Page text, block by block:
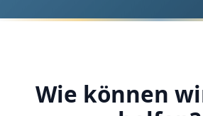
Wie können